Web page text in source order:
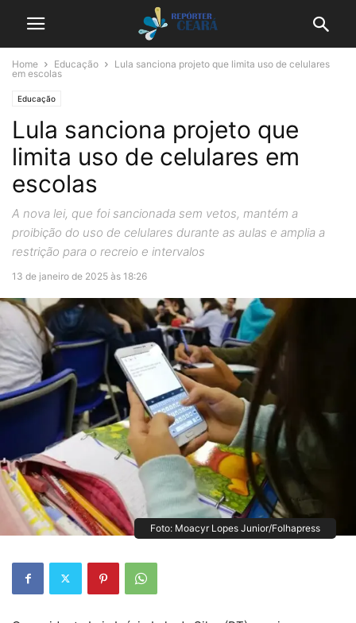
Home Educação
Lula sanciona projeto que limita uso de celulares
em escolas
Educação
Lula sanciona projeto que
limita uso de celulares em
escolas
A nova lei, que foi sancionada sem vetos, mantém a
proibição do uso de celulares durante as aulas e amplia a
restrição para o recreio e intervalos
13 de janeiro de 2025 às 18:26
Foto: Moacyr Lopes Junior/Folhapress